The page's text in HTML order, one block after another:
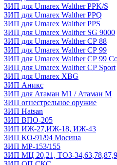
ЗИП для Umarex Walther PPK/S
ЗИП для Umarex Walther PPQ
ЗИП для Umarex Walther PPS
ЗИП для Umarex Walther SG 9000
ЗИП для Umarex Walther СР 88
ЗИП для Umarex Walther СР 99
ЗИП для Umarex Walther СР 99
ЗИП для Umarex Walther СР Sport
ЗИП для Umarex XBG
ЗИП Аникс
ЗИП для Атаман М1 / Атаман М
ЗИП огнестрельное оружие
ЗИП Hatsan
ЗИП ВПО-205
ЗИП ИЖ-27,ИЖ-18, ИЖ-43
ЗИП КО-91/94 Мосина
ЗИП МР-153/155
ЗИП МЦ 20,21, ТОЗ-